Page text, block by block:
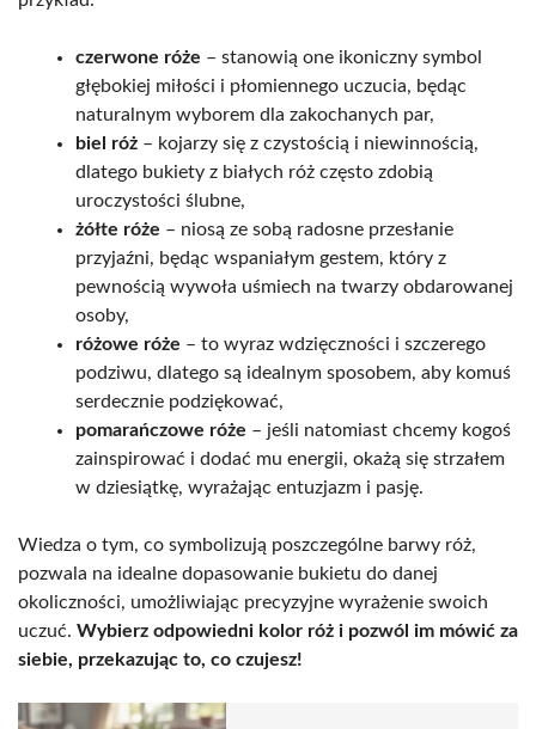
czerwone róże – stanowią one ikoniczny symbol
głębokiej miłości i płomiennego uczucia, będąc
naturalnym wyborem dla zakochanych par,
biel róż – kojarzy się z czystością i niewinnością,
dlatego bukiety z białych róż często zdobią
uroczystości ślubne,
żółte róże – niosą ze sobą radosne przesłanie
przyjaźni, będąc wspaniałym gestem, który z
pewnością wywoła uśmiech na twarzy obdarowanej
osoby,
różowe róże – to wyraz wdzięczności i szczerego
podziwu, dlatego są idealnym sposobem, aby komuś
serdecznie podziękować,
pomarańczowe róże – jeśli natomiast chcemy kogoś
zainspirować i dodać mu energii, okażą się strzałem
w dziesiątkę, wyrażając entuzjazm i pasję.
Wiedza o tym, co symbolizują poszczególne barwy róż,
pozwala na idealne dopasowanie bukietu do danej
okoliczności, umożliwiając precyzyjne wyrażenie swoich
uczuć. Wybierz odpowiedni kolor róż i pozwól im mówić za
siebie, przekazując to, co czujesz!